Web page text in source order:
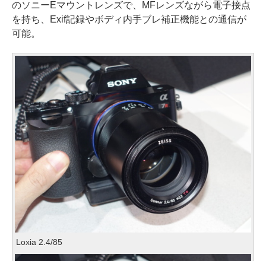
のソニーEマウントレンズで、MFレンズながら電子接点
を持ち、Exif記録やボディ内手ブレ補正機能との通信が
可能。
Loxia 2.4/85